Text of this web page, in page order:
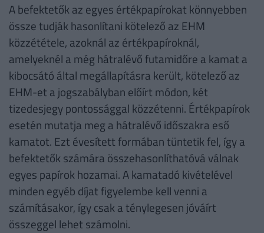
A befektetők az egyes értékpapírokat könnyebben
össze tudják hasonlítani kötelező az EHM
közzététele, azoknál az értékpapíroknál,
amelyeknél a még hátralévő futamidőre a kamat a
kibocsátó által megállapításra került, kötelező az
EHM-et a jogszabályban előírt módon, két
tizedesjegy pontossággal közzétenni. Értékpapírok
esetén mutatja meg a hátralévő időszakra eső
kamatot. Ezt évesített formában tüntetik fel, így a
befektetők számára összehasonlíthatóvá válnak
egyes papírok hozamai. A kamatadó kivételével
minden egyéb díjat figyelembe kell venni a
számításakor, így csak a ténylegesen jóváírt
összeggel lehet számolni.